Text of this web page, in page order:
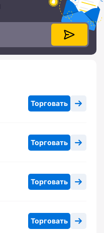
Торговать
Торговать
Торговать
Торговать